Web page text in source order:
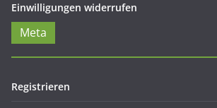
Einwilligungen widerrufen
Meta
Registrieren